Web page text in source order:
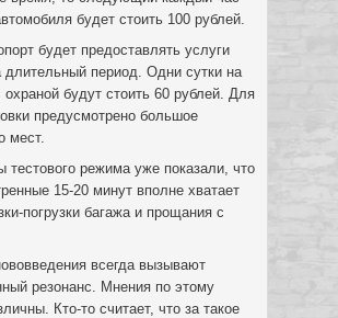
будет стоить 100 рублей.
будет предоставлять услуги
длительный период. Одни сутки на
охраной будут стоить 60 рублей. Для
предусмотрено большое
мест.
тестового режима уже показали, что
15-20 минут вполне хватает
погрузки багажа и прощания с
всегда вызывают
резонанс. Мнения по этому
Кто-то считает, что за такое